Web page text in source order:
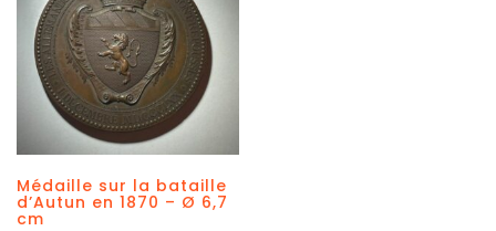
Médaille sur la bataille
d’Autun en 1870 – Ø 6,7
cm